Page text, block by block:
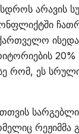
არავის
20%
რომ, ეს
რეჟიმმა